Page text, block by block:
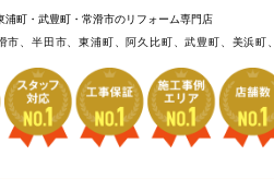
町・武豊町・常滑市のリフォーム専門店
、半田市、東浦町、阿久比町、武豊町、美浜町